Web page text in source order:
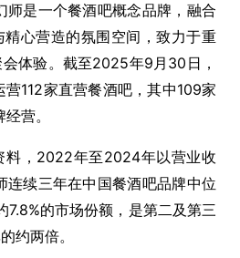
师是一个餐酒吧概念品牌，融合
心营造的氛围空间，致力于重
体验。截至2025年9月30日，
112家直营餐酒吧，其中109家
营。
料，2022年至2024年以营业收
连续三年在中国餐酒吧品牌中位
的市场份额，是第二及第三
约两倍。